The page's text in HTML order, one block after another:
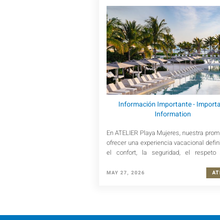
Información Importante -
Information
En ATELIER Playa Mujeres, nuestra
ofrecer una experiencia vacacional
el confort, la seguridad, el respeto
MAY 27, 2026